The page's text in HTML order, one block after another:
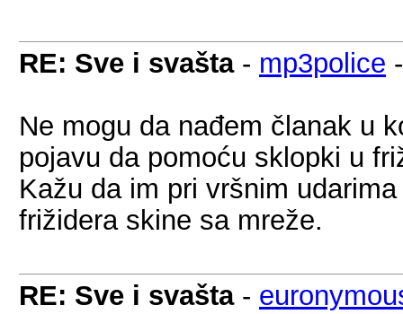
RE: Sve i svašta- mp3police
Ne mogu da nađem članak u
pojavu da pomoću sklopki u
Kažu da im pri vršnim
frižidera skine sa mreže.
RE: Sve i svašta-